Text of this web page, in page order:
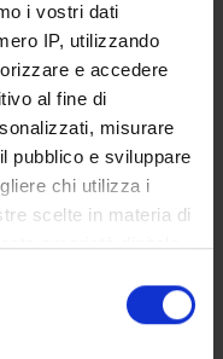
i vostri dati
IP, utilizzando
e accedere
al fine di
misurare
pubblico e sviluppare
chi utilizza i
scelte in materia di
proprietà digitale
in qualsiasi
o facendo clic
2016/02/bioconf-